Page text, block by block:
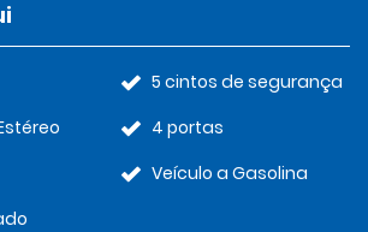
5 cintos de segurança
4 portas
Veículo a Gasolina